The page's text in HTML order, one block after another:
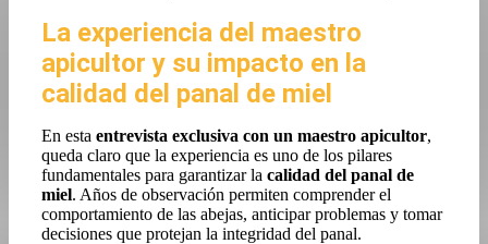
La experiencia del maestro
apicultor y su impacto en la
calidad del panal de miel
En esta entrevista exclusiva con un maestro apicultor,
queda claro que la experiencia es uno de los pilares
fundamentales para garantizar la calidad del panal de
miel. Años de observación permiten comprender el
comportamiento de las abejas, anticipar problemas y tomar
decisiones que protejan la integridad del panal.